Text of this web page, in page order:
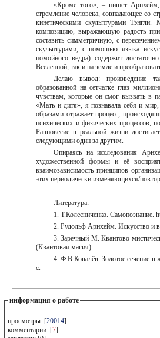
«Кроме того», – пишет Арнхейм,
стремление человека, совпадающее со
кинетическими скульптурами
композицию, выражающую радость
составить симметричную, с
скульптурами, с помощью языка
помойного ведра) содержит
Вселенной, так и на земле и
Делаю вывод: произведение
образованной на сетчатке глаз
чувствам, которые он смог вызвать в
«Мать и дитя», я познавала себя и
образами отражает процесс,
психических и физических процессов,
Равновесие в реальной жизни
следующими один за другим.
Опираясь на исследования
художественной формы и её
взаимозависимость принципов
этих периодически изменяющихся/
Литература:
1. Т.Колесниченко. Самопознание.
2. Рудольф Арнхейм. Искусство и
3. Заречный М. Квантово-
(Квантовая магия).
4. Ф.В.Ковалёв. Золотое сечение в
с.
информация о работе
просмотры: [20014]
комментарии: [7]